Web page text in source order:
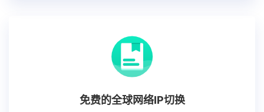
免费的全球网络IP切换